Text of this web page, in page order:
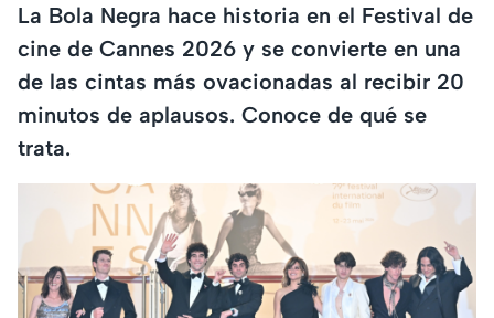
La Bola Negra hace historia en el Festival de
cine de Cannes 2026 y se convierte en una
de las cintas más ovacionadas al recibir 20
minutos de aplausos. Conoce de qué se
trata.